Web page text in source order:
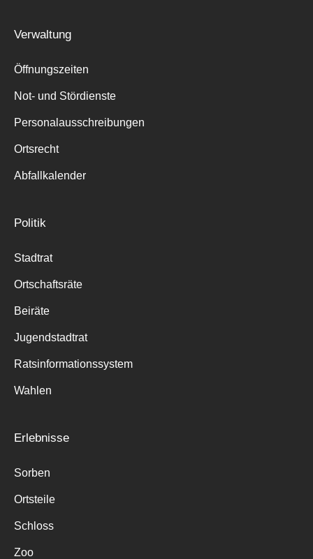
Verwaltung
Öffnungszeiten
Not- und Stördienste
Personalausschreibungen
Ortsrecht
Abfallkalender
Politik
Stadtrat
Ortschaftsräte
Beiräte
Jugendstadtrat
Ratsinformationssystem
Wahlen
Erlebnisse
Sorben
Ortsteile
Schloss
Zoo